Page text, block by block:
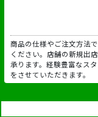
商品の仕様やご注文方法
ください。店舗の新規出
承ります。経験豊富なス
をさせていただきます。